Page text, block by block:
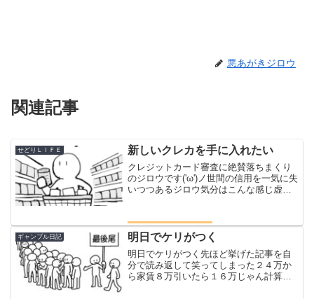
悪あがきジロウ
関連記事
せどりＬＩＦＥ 新しいクレカを手に入れたい
クレジットカード審査に絶賛落ちまくり
のジロウです('ω')ノ世間の信用を一気に失
いつつあるジロウ気分はこんな感じ虚無
たこのブログにたくさんのコメントあり
がとうございまし...
ギャンブル日記 明日でケリがつく
明日でケリがつく先ほど挙げた記事を自
分で読み返して笑ってしまった２４万か
ら家賃８万引いたら１６万じゃん計算が